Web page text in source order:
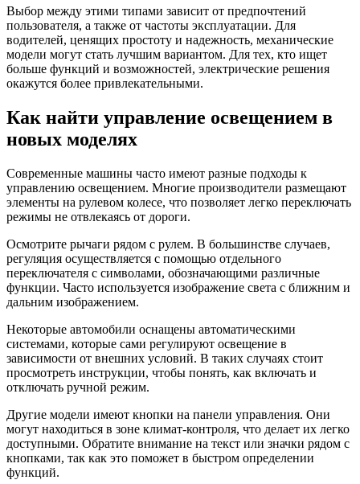
Выбор между этими типами зависит от предпочтений
пользователя, а также от частоты эксплуатации. Для
водителей, ценящих простоту и надежность, механические
модели могут стать лучшим вариантом. Для тех, кто ищет
больше функций и возможностей, электрические решения
окажутся более привлекательными.
Как найти управление освещением в
новых моделях
Современные машины часто имеют разные подходы к
управлению освещением. Многие производители размещают
элементы на рулевом колесе, что позволяет легко переключать
режимы не отвлекаясь от дороги.
Осмотрите рычаги рядом с рулем. В большинстве случаев,
регуляция осуществляется с помощью отдельного
переключателя с символами, обозначающими различные
функции. Часто используется изображение света с ближним и
дальним изображением.
Некоторые автомобили оснащены автоматическими
системами, которые сами регулируют освещение в
зависимости от внешних условий. В таких случаях стоит
просмотреть инструкции, чтобы понять, как включать и
отключать ручной режим.
Другие модели имеют кнопки на панели управления. Они
могут находиться в зоне климат-контроля, что делает их легко
доступными. Обратите внимание на текст или значки рядом с
кнопками, так как это поможет в быстром определении
функций.